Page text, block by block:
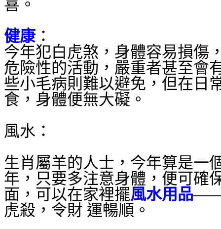
喜。
健康 ：
今年犯白虎煞，身體容易損傷
危險性的活動，嚴重者甚至會
些小毛病則難以避免，但在日
食，身體便無大礙。
風水：
生肖屬羊的人士，今年算是一
年，只要多注意身體，便可確
面，可以在家裡擺風水用品
虎殺，令財 運暢順。